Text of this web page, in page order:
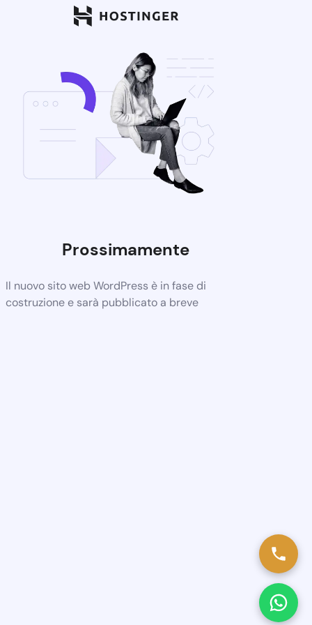
Prossimamente
Il nuovo sito web WordPress è in fase di
costruzione e sarà pubblicato a breve